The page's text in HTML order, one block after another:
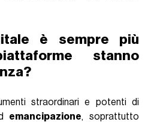
è sempre più
stanno
straordinari e potenti di
emancipazione, soprattutto